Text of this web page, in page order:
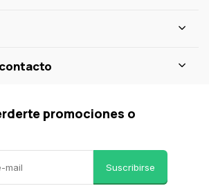
promociones o
Suscribirse